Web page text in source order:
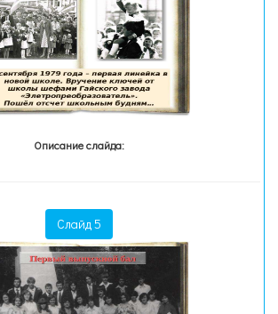
Описание слайда:
Слайд 5